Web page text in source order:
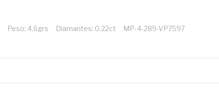
Peso: 4.6grs Diamantes: 0.22ct MP-4-289-VP7597